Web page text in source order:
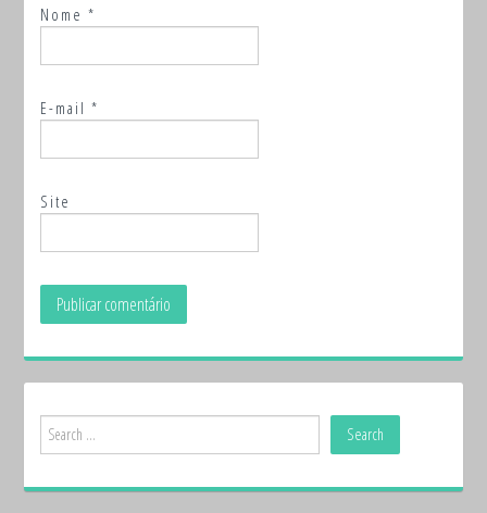
Nome*
E-mail*
Site